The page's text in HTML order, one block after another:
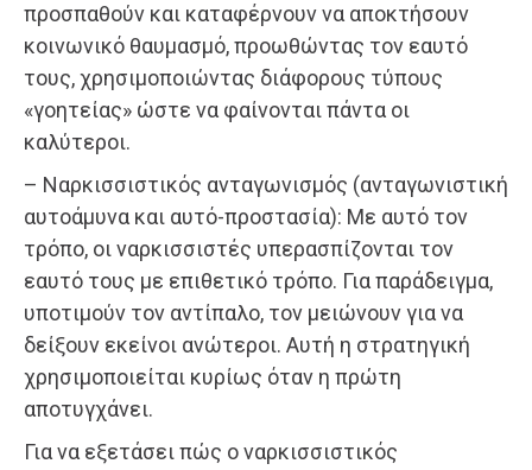
προσπαθούν και καταφέρνουν να αποκτήσουν
κοινωνικό θαυμασμό, προωθώντας τον εαυτό
τους, χρησιμοποιώντας διάφορους τύπους
«γοητείας» ώστε να φαίνονται πάντα οι
καλύτεροι.
– Ναρκισσιστικός ανταγωνισμός (ανταγωνιστική
αυτοάμυνα και αυτό-προστασία): Με αυτό τον
τρόπο, οι ναρκισσιστές υπερασπίζονται τον
εαυτό τους με επιθετικό τρόπο. Για παράδειγμα,
υποτιμούν τον αντίπαλο, τον μειώνουν για να
δείξουν εκείνοι ανώτεροι. Αυτή η στρατηγική
χρησιμοποιείται κυρίως όταν η πρώτη
αποτυγχάνει.
Για να εξετάσει πώς ο ναρκισσιστικός